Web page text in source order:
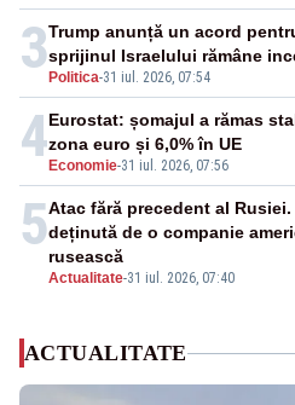
3 Politica-31 iul. 2026, 07:54
Trump anunță un acord
sprijinul Israelului rămâne
4 Economie-31 iul. 2026, 07:56
Eurostat: șomajul a rămas
zona euro și 6,0% în UE
5
Actualitate-31 iul. 2026, 07:40
Atac fără precedent al
deținută de o companie
rusească
ACTUALITATE